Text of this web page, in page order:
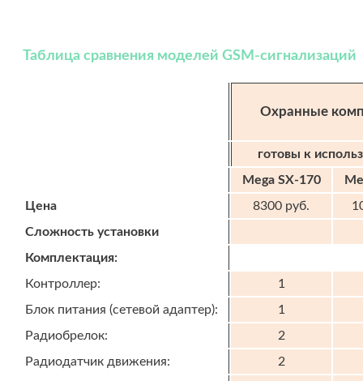
Таблица сравнения моделей GSM-сигнализаций
Охранные
готовы к
Mega SX-170
Цена
8300 руб.
Сложность установки
Комплектация:
Контроллер:
1
Блок питания (сетевой адаптер):
1
Радиобрелок:
2
Радиодатчик движения:
2